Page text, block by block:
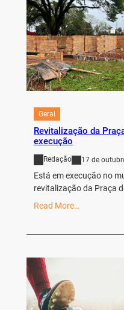
Geral
Revitalização da
execução
Redação 17 de
Está em execução no
revitalização da Praça
Read More…